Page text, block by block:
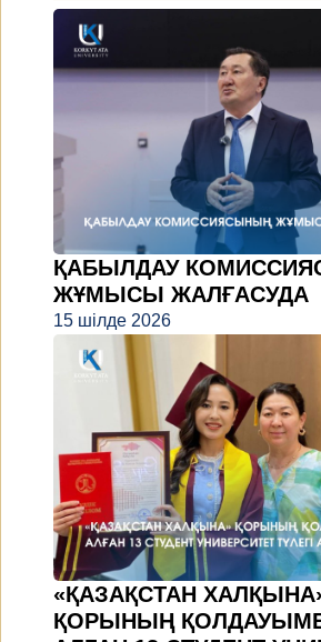
ҚАБЫЛДАУ
ЖҰМЫСЫ ЖАЛҒАСУДА
15 шілде 2026
«ҚАЗАҚСТАН
ҚОРЫНЫҢ